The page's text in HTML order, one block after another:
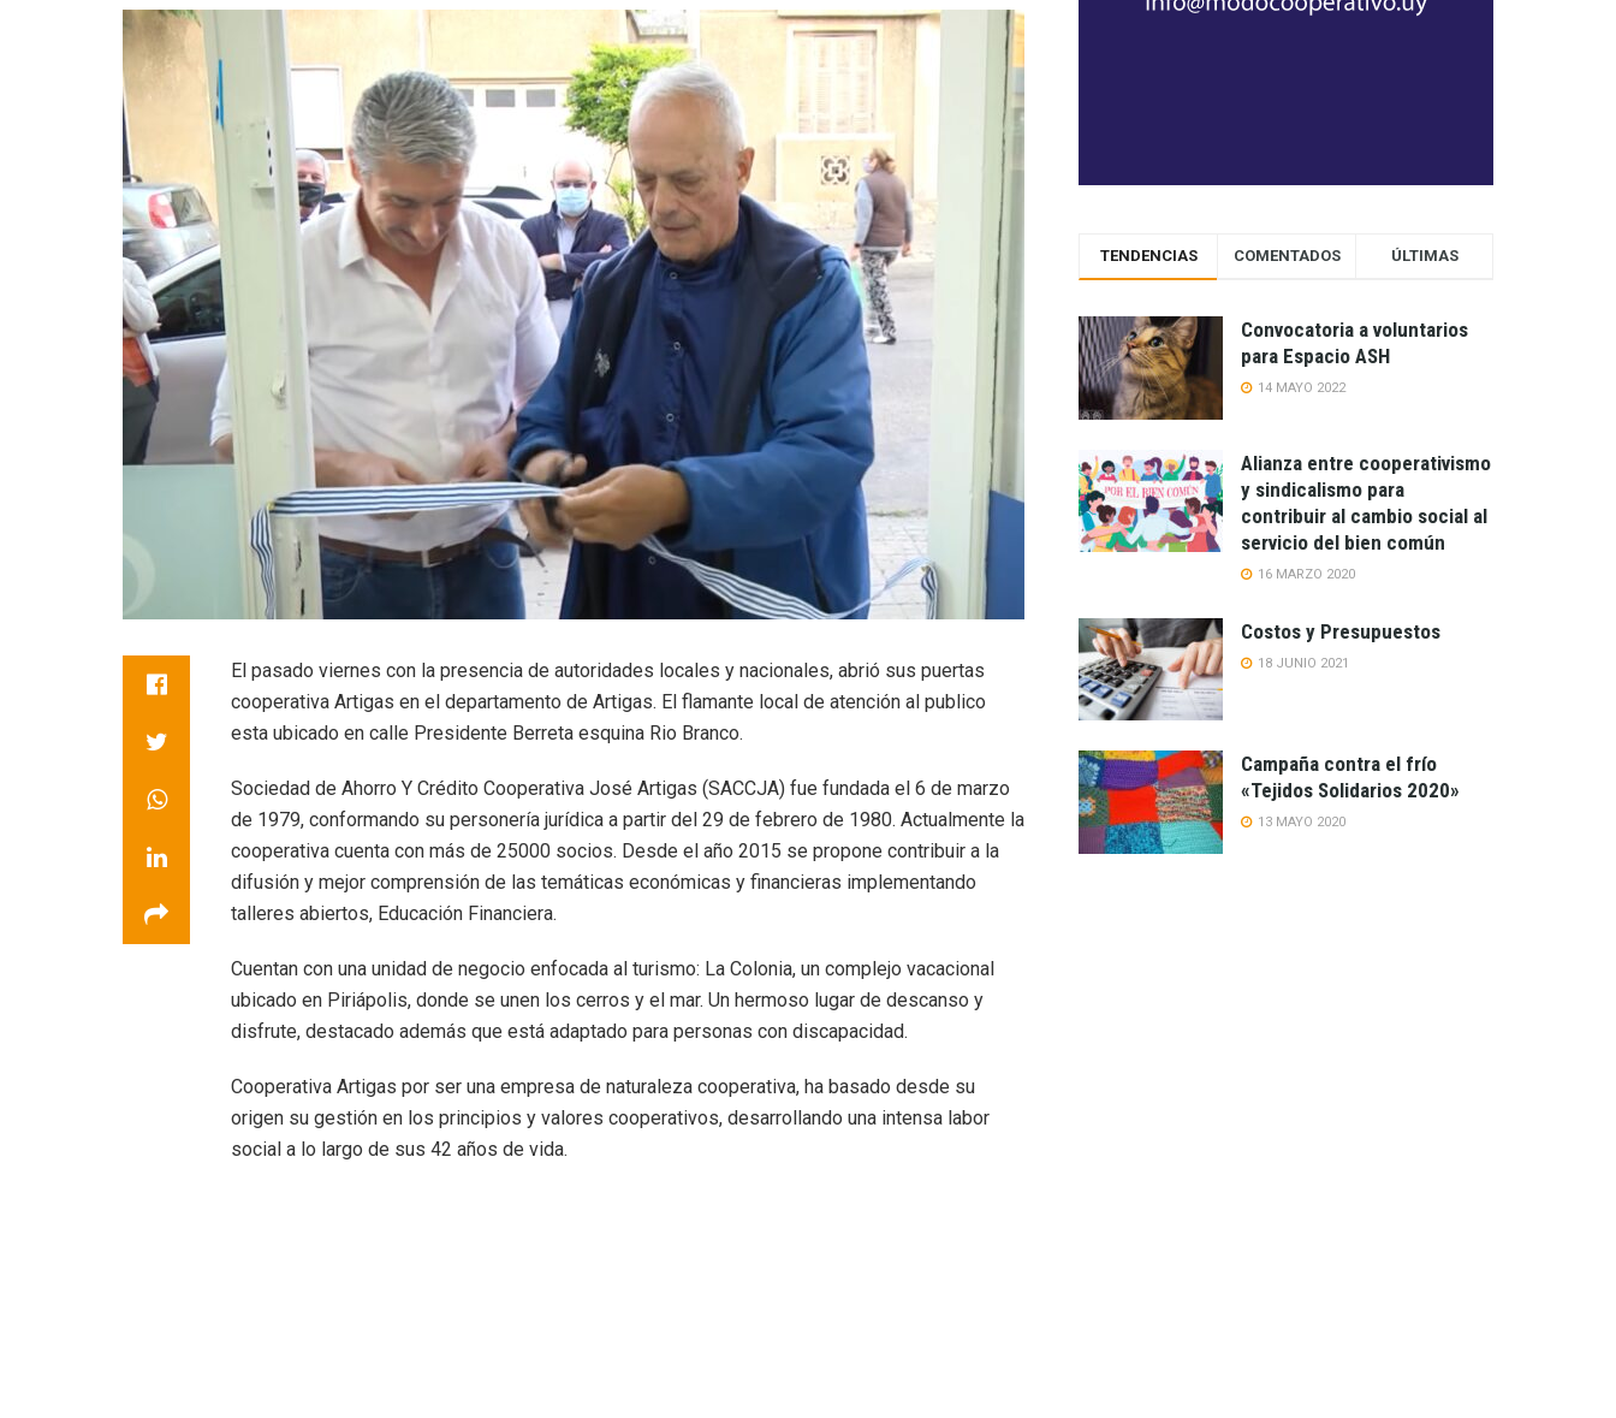
El pasado viernes con la presencia de autoridades locales y nacionales, abrió sus puertas
cooperativa Artigas en el departamento de Artigas. El flamante local de atención al publico
esta ubicado en calle Presidente Berreta esquina Rio Branco.
Sociedad de Ahorro Y Crédito Cooperativa José Artigas (SACCJA) fue fundada el 6 de marzo
de 1979, conformando su personería jurídica a partir del 29 de febrero de 1980. Actualmente la
cooperativa cuenta con más de 25000 socios. Desde el año 2015 se propone contribuir a la
difusión y mejor comprensión de las temáticas económicas y financieras implementando
talleres abiertos, Educación Financiera.
Cuentan con una unidad de negocio enfocada al turismo: La Colonia, un complejo vacacional
ubicado en Piriápolis, donde se unen los cerros y el mar. Un hermoso lugar de descanso y
disfrute, destacado además que está adaptado para personas con discapacidad.
Cooperativa Artigas por ser una empresa de naturaleza cooperativa, ha basado desde su
origen su gestión en los principios y valores cooperativos, desarrollando una intensa labor
social a lo largo de sus 42 años de vida.
TENDENCIAS COMENTADOS ÚLTIMAS
Convocatoria a voluntarios
para Espacio ASH
14 MAYO 2022
Alianza entre cooperativismo
y sindicalismo para
contribuir al cambio social al
servicio del bien común
16 MARZO 2020
Costos y Presupuestos
18 JUNIO 2021
Campaña contra el frío
«Tejidos Solidarios 2020»
13 MAYO 2020